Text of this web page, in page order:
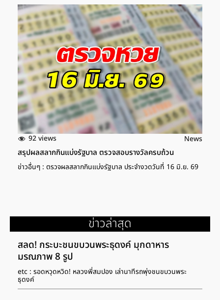
92 views News
สรุปผลสลากกินแบ่งรัฐบาล ตรวจสอบรางวัลครบถ้วน
ข่าวอื่นๆ : ตรวจผลสลากกินแบ่งรัฐบาล ประจำงวดวันที่ 16 มิ.ย. 69
ข่าวล่าสุด
สลด! กระบะชนขบวนพระธุดงค์ มุกดาหาร
มรณภาพ 8 รูป
etc : รอดหวุดหวิด! หลวงพี่สมปอง เล่านาทีรถพุ่งชนขบวนพระ
ธุดงค์